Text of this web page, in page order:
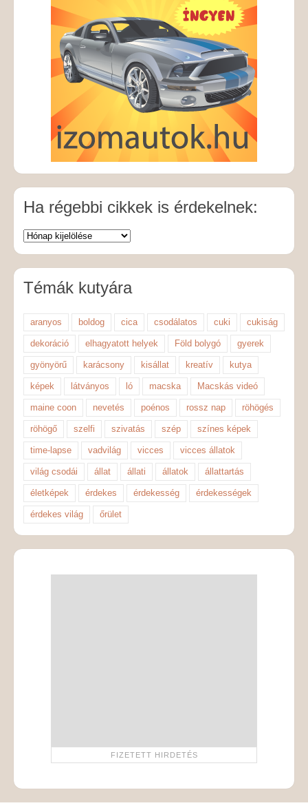
Ha régebbi cikkek is érdekelnek:
Témák kutyára
aranyos boldog cica csodálatos cuki cukiság
dekoráció elhagyatott helyek Föld bolygó gyerek
gyönyörű karácsony kisállat kreatív kutya
képek látványos ló macska Macskás videó
maine coon nevetés poénos rossz nap röhögés
röhögő szelfi szivatás szép színes képek
time-lapse vadvilág vicces vicces állatok
világ csodái állat állati állatok állattartás
életképek érdekes érdekesség érdekességek
érdekes világ őrület